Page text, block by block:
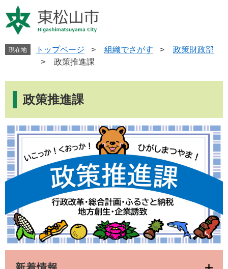
ー
ジ
す
ニ
ュ
し
現在地 トップページ > 組織でさがす >
政策財政部
>
政策推進課
政策推進課